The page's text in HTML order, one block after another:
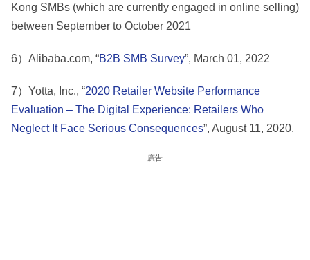
Kong SMBs (which are currently engaged in online selling)
between September to October 2021
6）Alibaba.com, “B2B SMB Survey”, March 01, 2022
7）Yotta, Inc., “2020 Retailer Website Performance
Evaluation – The Digital Experience: Retailers Who
Neglect It Face Serious Consequences”, August 11, 2020.
廣告